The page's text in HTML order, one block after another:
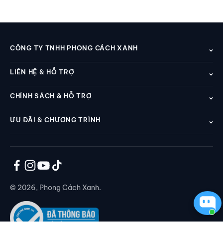
CÔNG TY TNHH PHONG CÁCH XANH
LIÊN HỆ & HỖ TRỢ
CHÍNH SÁCH & HỖ TRỢ
ƯU ĐÃI & CHƯƠNG TRÌNH
© 2026, Phong Cách Xanh.